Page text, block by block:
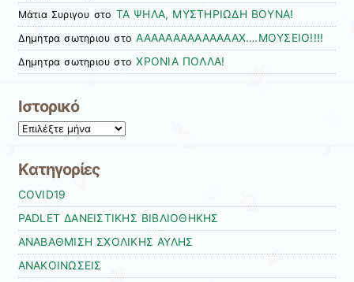
Μάτια Συριγου στο ΤΑ ΨΗΛΑ, ΜΥΣΤΗΡΙΩΔΗ ΒΟΥΝΑ!
Δημητρα σωτηριου στοAAAAAAAAAAAAAAX….MOYΣΕΙΟ!!!!
Δημητρα σωτηριου στοΧΡΟΝΙΑ ΠΟΛΛΑ!
Ιστορικό
Ιστορικό
Kατηγορίες
COVID19
PADLET ΔΑΝΕΙΣΤΙΚΗΣ ΒΙΒΛΙΟΘΗΚΗΣ
ΑΝΑΒΑΘΜΙΣΗ ΣΧΟΛΙΚΗΣ ΑΥΛΗΣ
ΑΝΑΚΟΙΝΩΣΕΙΣ